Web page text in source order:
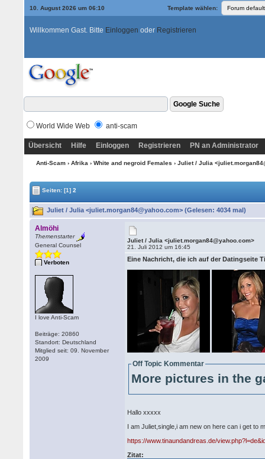
10. August 2026 um 06:10 Template wählen:
Willkommen Gast. Bitte Einloggen oder Registrieren
World Wide Web anti-scam
Übersicht Hilfe Einloggen Registrieren PN an Administrator
Anti-Scam› Afrika › White and negroid Females › Juliet / Julia
Seiten:[1] 2
Juliet / Julia <juliet.morgan84@yahoo.com> (Gelesen: 4034 mal)
Almöhi
Themenstarter
General Counsel
Verboten
I love Anti-Scam
Beiträge: 20860
Standort: Deutschland
Mitglied seit: 09. November
2009
Juliet / Julia <juliet.morgan84@yahoo.com>
21. Juli 2012 um 16:45
Eine Nachricht, die ich auf der Datingseite
Off Topic Kommentar
More pictures in the
Hallo xxxxx
I am Juliet,single,i am new on here can i get to
https://www.tinaundandreas.de/
Zitat: